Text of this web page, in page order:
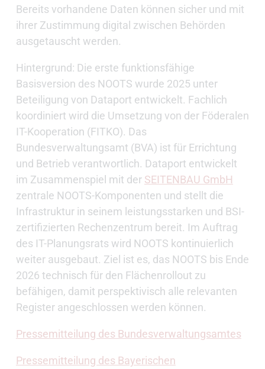
Bereits vorhandene Daten können sicher und mit
ihrer Zustimmung digital zwischen Behörden
ausgetauscht werden.
Hintergrund: Die erste funktionsfähige
Basisversion des NOOTS wurde 2025 unter
Beteiligung von Dataport entwickelt. Fachlich
koordiniert wird die Umsetzung von der Föderalen
IT-Kooperation (FITKO). Das
Bundesverwaltungsamt (BVA) ist für Errichtung
und Betrieb verantwortlich. Dataport entwickelt
im Zusammenspiel mit der SEITENBAU GmbH
zentrale NOOTS-Komponenten und stellt die
Infrastruktur in seinem leistungsstarken und BSI-
zertifizierten Rechenzentrum bereit. Im Auftrag
des IT-Planungsrats wird NOOTS kontinuierlich
weiter ausgebaut. Ziel ist es, das NOOTS bis Ende
2026 technisch für den Flächenrollout zu
befähigen, damit perspektivisch alle relevanten
Register angeschlossen werden können.
Pressemitteilung des Bundesverwaltungsamtes
Pressemitteilung des Bayerischen